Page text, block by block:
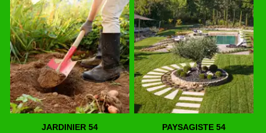
JARDINIER 54 PAYSAGISTE 54